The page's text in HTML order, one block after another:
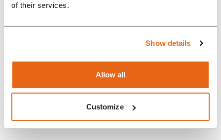
of their services.
Show details
Allow all
Customize
WHY CHOOSE ROMPA
GERMANY AS A PART OF YOUR
SUPPLY CHAIN?